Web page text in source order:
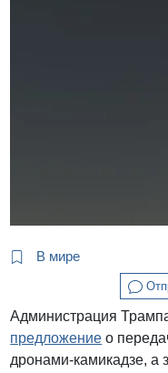
В мире
Администрация
предложение о
дронами-камикадзе, а